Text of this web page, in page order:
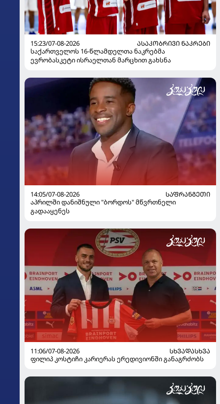
15:23/07-08-2026
ᲐᲡᲐᲙᲝᲑᲠᲘᲕᲘ ᲜᲐᲙᲠᲔᲑᲘ
საქართველოს 16-წლამდელთა ნაკრებმა
ევრობასკეტი ისრაელთან მარცხით გახსნა
14:05/07-08-2026
ᲡᲐᲤᲠᲐᲜᲒᲔᲗᲘ
აპრილში დანიშნული "ბორდოს" მწვრთნელი
გადააყენეს
11:06/07-08-2026
ᲡᲮᲕᲐᲓᲐᲡᲮᲕᲐ
ფილიპ კოსტიჩი კარიერას ერედივიონში განაგრძობს